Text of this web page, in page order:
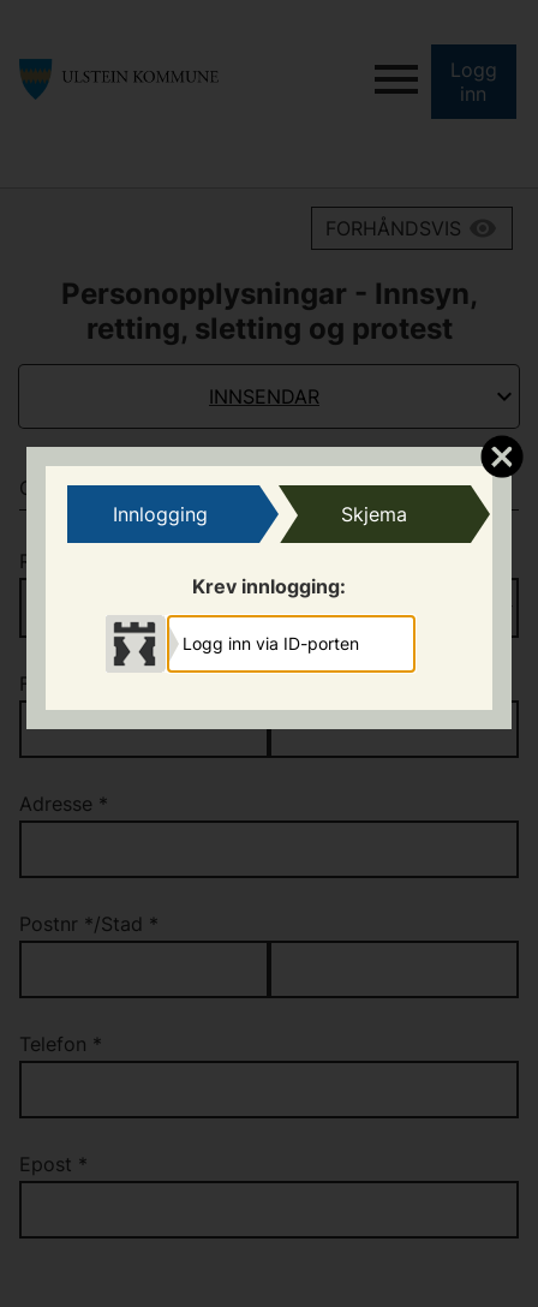
Innlogging Skjema
Krev innlogging:
Logg inn via ID-porten
Logg
inn
FORHÅNDSVIS
Personopplysningar - Innsyn,
retting, sletting og protest
INNSENDAR
OM INNSENDAR
Rolle
Fornamn
Adresse *
Postnr */Stad *
Telefon *
Epost *